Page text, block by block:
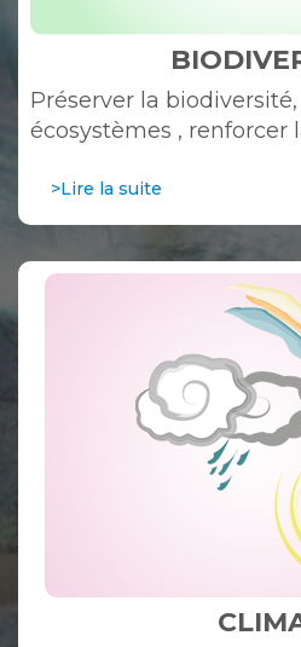
Préserver la
écosystèmes , renforcer
>Lire la suite